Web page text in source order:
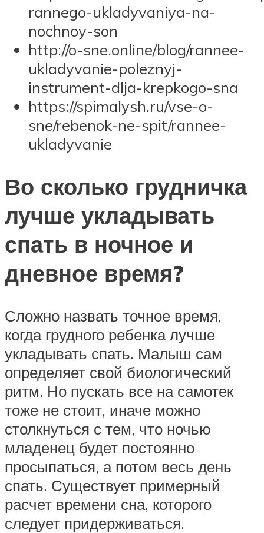
rannego-ukladyvaniya-na-
nochnoy-son
http://o-sne.online/blog/rannee-
ukladyvanie-poleznyj-
instrument-dlja-krepkogo-sna
https://spimalysh.ru/vse-o-
sne/rebenok-ne-spit/rannee-
ukladyvanie
Во сколько грудничка
лучше укладывать
спать в ночное и
дневное время?
Сложно назвать точное время,
когда грудного ребенка лучше
укладывать спать. Малыш сам
определяет свой биологический
ритм. Но пускать все на самотек
тоже не стоит, иначе можно
столкнуться с тем, что ночью
младенец будет постоянно
просыпаться, а потом весь день
спать. Существует примерный
расчет времени сна, которого
следует придерживаться.